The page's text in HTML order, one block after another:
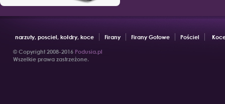
narzuty, posciel, kołdry, koce Firany Firany Gotowe Pościel
© Copyright 2008-2016 Podusia.pl
Wszelkie prawa zastrzeżone.